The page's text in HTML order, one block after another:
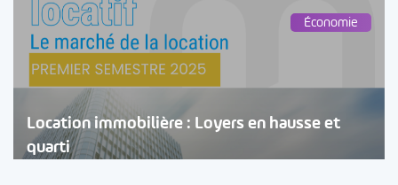
Économie
Location immobilière : Loyers en hausse et
quarti